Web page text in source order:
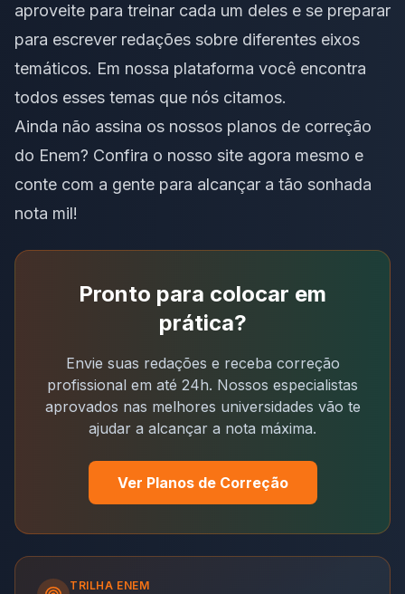
aproveite para treinar cada um deles e se preparar
para escrever redações sobre diferentes eixos
temáticos. Em nossa plataforma você encontra
todos esses temas que nós citamos.
Ainda não assina os nossos planos de correção
do Enem? Confira o nosso site agora mesmo e
conte com a gente para alcançar a tão sonhada
nota mil!
Pronto para colocar em
prática?
Envie suas redações e receba correção
profissional em até 24h. Nossos especialistas
aprovados nas melhores universidades vão te
ajudar a alcançar a nota máxima.
Ver Planos de Correção
TRILHA ENEM